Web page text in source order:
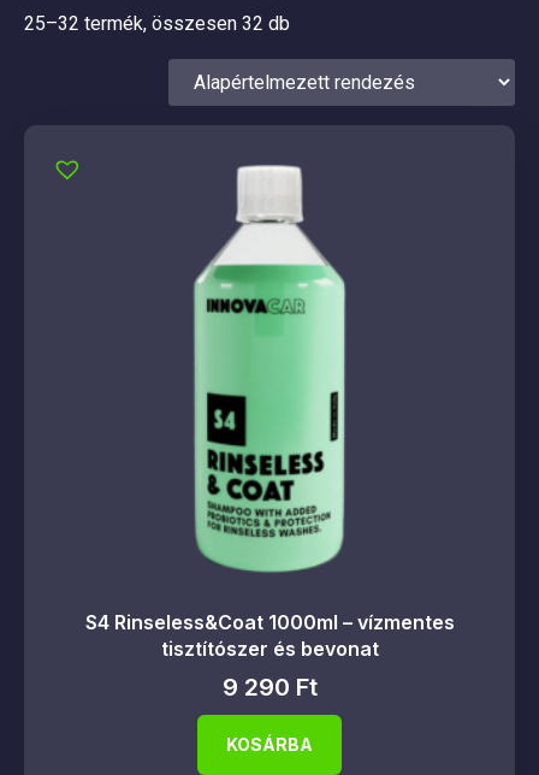
25–32 termék, összesen 32 db
S4 Rinseless&Coat 1000ml – vízmentes
tisztítószer és bevonat
9 290 Ft
KOSÁRBA